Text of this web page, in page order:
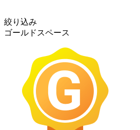
絞り込み
ゴールドスペース